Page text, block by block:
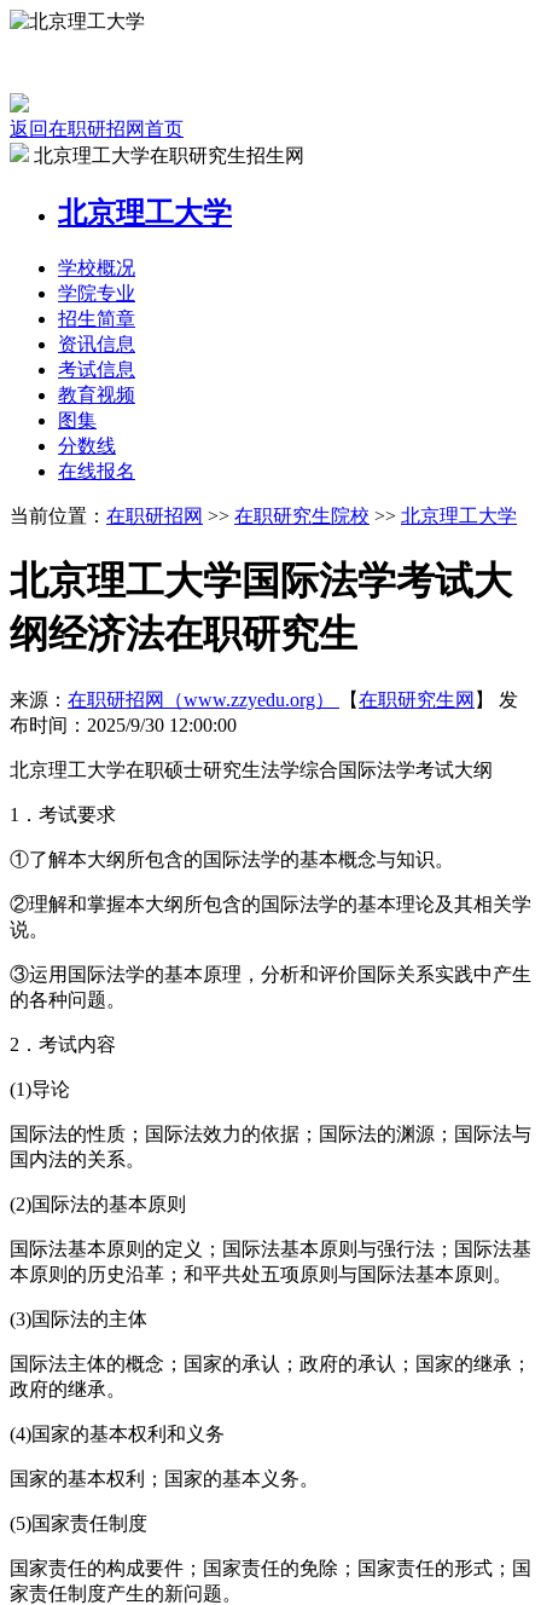
返回在职研招网首页
北京理工大学在职研究生招生网
北京理工大学
学校概况
学院专业
招生简章
资讯信息
考试信息
教育视频
图集
分数线
在线报名
当前位置： 在职研招网 >> 在职研究生院校 >> 北京理工大学
北京理工大学国际法学考试大
纲经济法在职研究生
来源： 在职研招网（www.zzyedu.org） 【在职研究生网 】
发
布时间：2025/9/30 12:00:00
北京理工大学在职硕士研究生法学综合国际法学考试大纲
1．考试要求
①了解本大纲所包含的国际法学的基本概念与知识。
②理解和掌握本大纲所包含的国际法学的基本理论及其相关学
说。
③运用国际法学的基本原理，分析和评价国际关系实践中产生
的各种问题。
2．考试内容
(1)导论
国际法的性质；国际法效力的依据；国际法的渊源；国际法与
国内法的关系。
(2)国际法的基本原则
国际法基本原则的定义；国际法基本原则与强行法；国际法基
本原则的历史沿革；和平共处五项原则与国际法基本原则。
(3)国际法的主体
国际法主体的概念；国家的承认；政府的承认；国家的继承；
政府的继承。
(4)国家的基本权利和义务
国家的基本权利；国家的基本义务。
(5)国家责任制度
国家责任的构成要件；国家责任的免除；国家责任的形式；国
家责任制度产生的新问题。